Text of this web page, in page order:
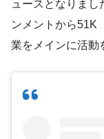
ュースとなりま
ンメントから51K
業をメインに活動